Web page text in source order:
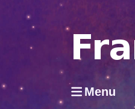
Menu